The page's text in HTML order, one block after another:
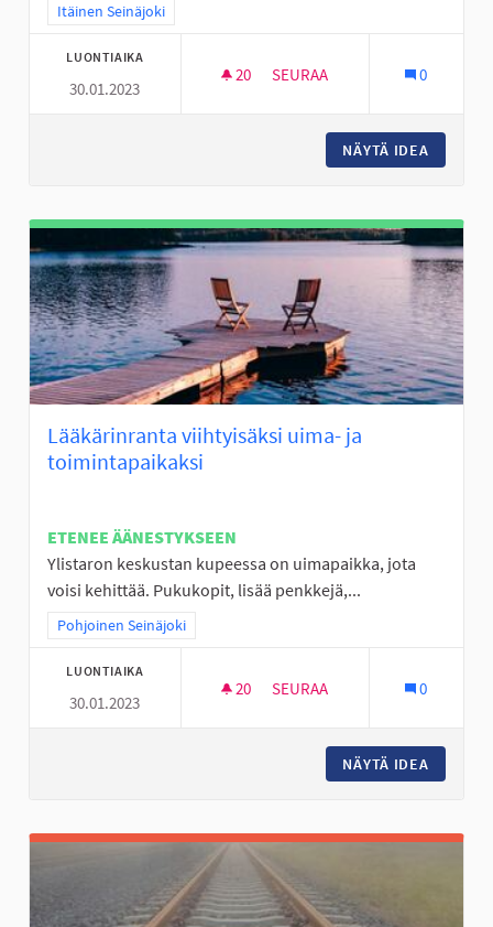
Rajaa tulokset teeman mukaan: Itäinen Seinäjoki
Itäinen Seinäjoki
LUONTIAIKA
30.01.2023
20 20 SEURAAJAA
SEURAA 0
NÄYTÄ IDEA
Lääkärinranta viihtyisäksi uima- ja
toimintapaikaksi
ETENEE ÄÄNESTYKSEEN
Ylistaron keskustan kupeessa on uimapaikka, jota
voisi kehittää. Pukukopit, lisää penkkejä,...
Rajaa tulokset teeman mukaan: Pohjoinen Seinäjoki
Pohjoinen Seinäjoki
LUONTIAIKA
30.01.2023
20 20 SEURAAJAA
SEURAA 0
NÄYTÄ IDEA